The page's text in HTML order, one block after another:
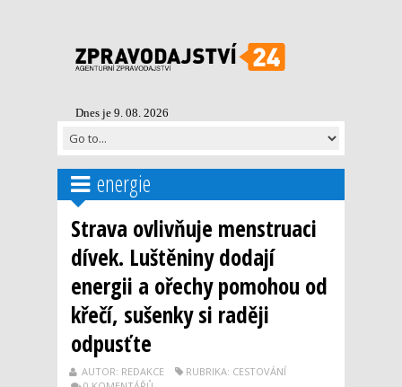
Dnes je 9. 08. 2026
energie
Strava ovlivňuje menstruaci
dívek. Luštěniny dodají
energii a ořechy pomohou od
křečí, sušenky si raději
odpusťte
AUTOR: REDAKCE
RUBRIKA: CESTOVÁNÍ